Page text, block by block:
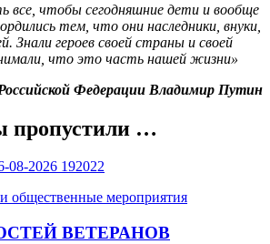
чтобы сегодняшние дети и вообще
тем, что они наследники, внуки,
Знали героев своей страны и своей
что это часть нашей жизни»
Федерации Владимир Путин
пропустили …
общественные мероприятия
ВЕТЕРАНОВ